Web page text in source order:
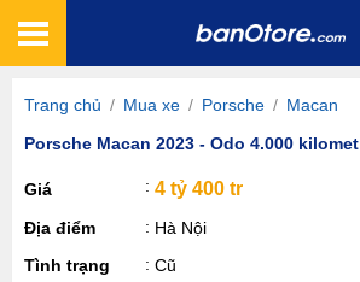
Trang chủ / Mua xe / Porsche / Macan
Porsche Macan 2023 - Odo 4.000 kilomet
Giá 4 tỷ 400 tr
Địa điểm
Hà Nội
Tình trạng
Cũ